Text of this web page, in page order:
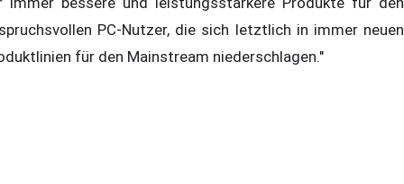
PC-Nutzer, die sich letztlich in immer neuen
für den Mainstream niederschlagen."